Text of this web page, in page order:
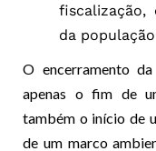
fiscalização,
da
O encerramento
apenas o fim de
também o início de
de um marco